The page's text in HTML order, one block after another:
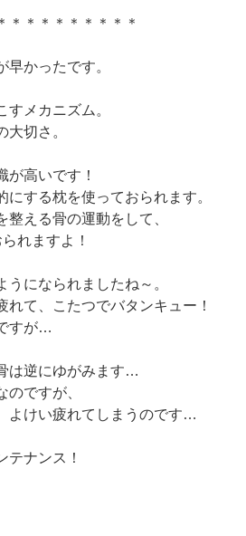
＊＊＊＊＊＊＊＊＊
かったです。
すメカニズム。
大切さ。
が高いです！
する枕を使っておられます。
整える骨の運動をして、
れますよ！
うになられましたね～。
れて、こたつでバタンキュー！
すが…
は逆にゆがみます…
ですが、
よけい疲れてしまうのです…
テナンス！